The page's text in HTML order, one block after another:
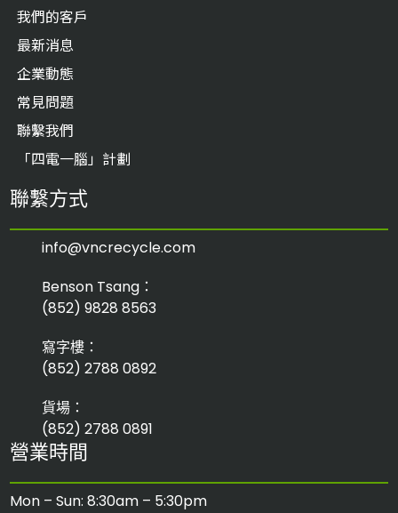
我們的客戶
最新消息
企業動態
常見問題
聯繫我們
「四電一腦」計劃
聯繫方式
info@vncrecycle.com
Benson Tsang：
(852) 9828 8563
寫字樓：
(852) 2788 0892
貨場：
(852) 2788 0891
營業時間
Mon – Sun: 8:30am – 5:30pm